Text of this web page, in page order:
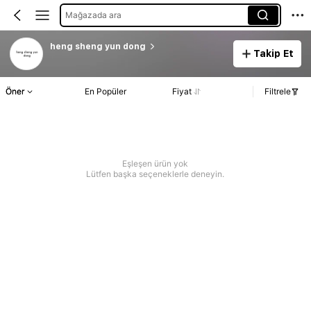
Mağazada ara
heng sheng yun dong
Takip Et
Öner En Popüler Fiyat Filtrele
Eşleşen ürün yok
Lütfen başka seçeneklerle deneyin.